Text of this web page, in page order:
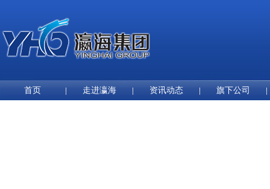
首页 走进瀛海 资讯动态 旗下公司